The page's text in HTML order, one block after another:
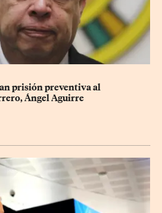
prisión preventiva al
Ángel Aguirre